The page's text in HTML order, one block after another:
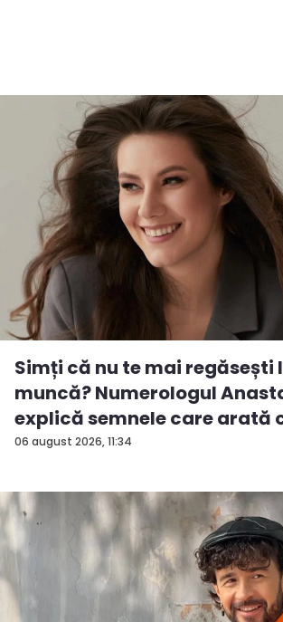
06 august 2026, 11:34
Simți că nu te mai regăsești
muncă? Numerologul
explică semnele care arată